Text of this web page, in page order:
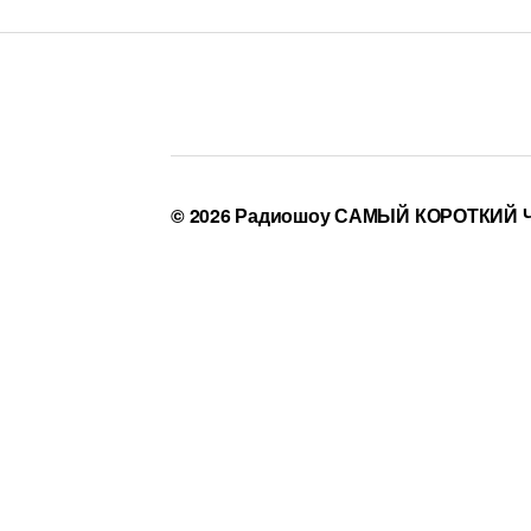
© 2026Радиошоу САМЫЙ КОРОТКИЙ